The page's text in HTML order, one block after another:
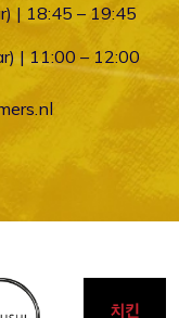
| 18:45 – 19:45
| 11:00 – 12:00